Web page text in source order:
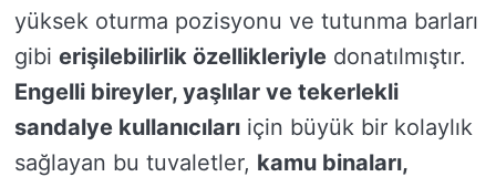
yüksek oturma pozisyonu ve tutunma barları
gibi erişilebilirlik özellikleriyle donatılmıştır.
Engelli bireyler, yaşlılar ve tekerlekli
sandalye kullanıcıları için büyük bir kolaylık
sağlayan bu tuvaletler, kamu binaları,